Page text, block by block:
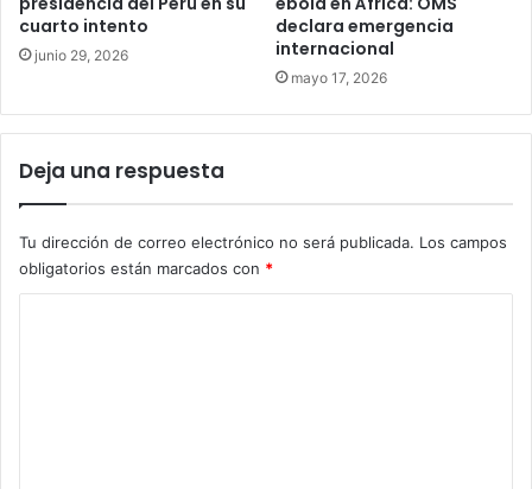
cuarto intento
junio 29, 2026
declara emergencia
internacional
mayo 17, 2026
Deja una respuesta
Tu dirección de correo electrónico no será publicada. Los campos
obligatorios están marcados con *